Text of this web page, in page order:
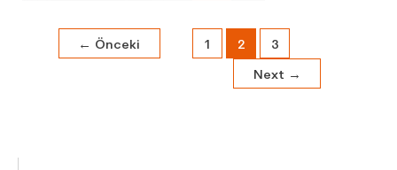
← Önceki 1 2
3
Next →